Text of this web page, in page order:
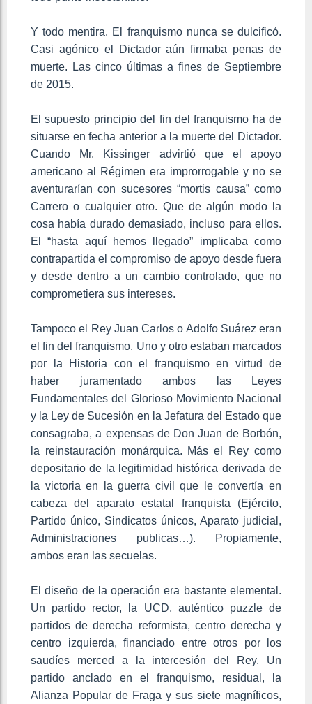
Y todo mentira. El franquismo nunca se dulcificó.
Casi agónico el Dictador aún firmaba penas de
muerte. Las cinco últimas a fines de Septiembre
de 2015.
El supuesto principio del fin del franquismo ha de
situarse en fecha anterior a la muerte del Dictador.
Cuando Mr. Kissinger advirtió que el apoyo
americano al Régimen era improrrogable y no se
aventurarían con sucesores “mortis causa” como
Carrero o cualquier otro. Que de algún modo la
cosa había durado demasiado, incluso para ellos.
El “hasta aquí hemos llegado” implicaba como
contrapartida el compromiso de apoyo desde fuera
y desde dentro a un cambio controlado, que no
comprometiera sus intereses.
Tampoco el Rey Juan Carlos o Adolfo Suárez eran
el fin del franquismo. Uno y otro estaban marcados
por la Historia con el franquismo en virtud de
haber juramentado ambos las Leyes
Fundamentales del Glorioso Movimiento Nacional
y la Ley de Sucesión en la Jefatura del Estado que
consagraba, a expensas de Don Juan de Borbón,
la reinstauración monárquica. Más el Rey como
depositario de la legitimidad histórica derivada de
la victoria en la guerra civil que le convertía en
cabeza del aparato estatal franquista (Ejército,
Partido único, Sindicatos únicos, Aparato judicial,
Administraciones publicas…). Propiamente,
ambos eran las secuelas.
El diseño de la operación era bastante elemental.
Un partido rector, la UCD, auténtico puzzle de
partidos de derecha reformista, centro derecha y
centro izquierda, financiado entre otros por los
saudíes merced a la intercesión del Rey. Un
partido anclado en el franquismo, residual, la
Alianza Popular de Fraga y sus siete magníficos,